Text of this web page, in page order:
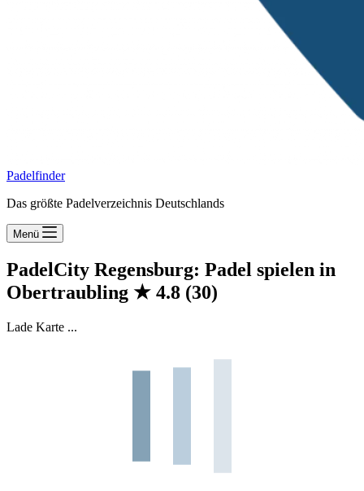
Padelfinder
Das größte Padelverzeichnis Deutschlands
Menü
PadelCity Regensburg: Padel spielen in
Obertraubling ★ 4.8 (30)
Lade Karte ...